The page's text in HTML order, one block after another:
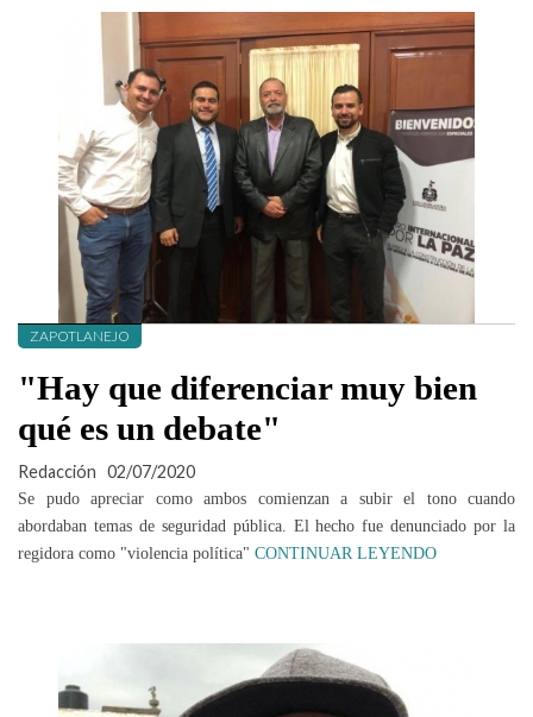
ZAPOTLANEJO
"Hay que diferenciar muy bien
qué es un debate"
Redacción 02/07/2020
Se pudo apreciar como ambos comienzan a subir el tono cuando
abordaban temas de seguridad pública. El hecho fue denunciado por la
regidora como "violencia política" CONTINUAR LEYENDO